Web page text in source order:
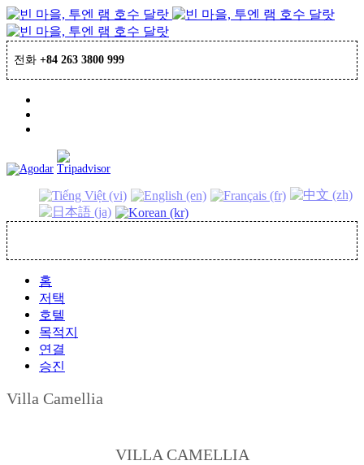
전화 +84 263 3800 999
홈
저택
호텔
목적지
연결
승진
Villa Camellia
VILLA CAMELLIA